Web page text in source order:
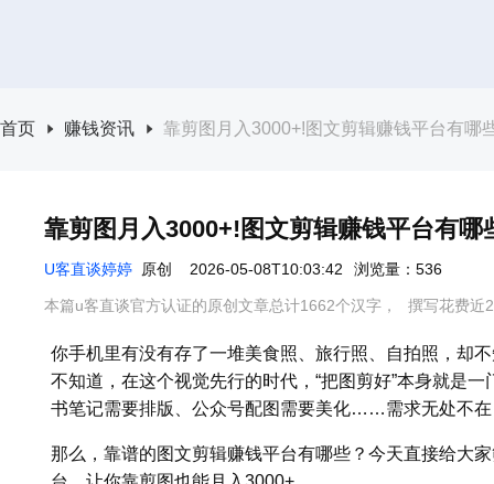
首页 赚钱资讯 靠剪图月入3000+!图文剪辑赚钱平台有哪
靠剪图月入3000+!图文剪辑赚钱平台有
U客直谈婷婷 原创 2026-05-08T10:03:42 浏览量：536
本篇u客直谈官方认证的原创文章总计1662个汉字， 撰写花费近
你手机里有没有存了一堆美食照、旅行照、自拍照，却
不知道，在这个视觉先行的时代，“把图剪好”本身就是
书笔记需要排版、公众号配图需要美化……需求无处不
那么，靠谱的图文剪辑赚钱平台有哪些？今天直接给大